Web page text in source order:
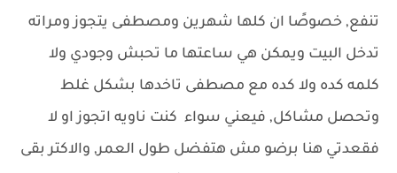
تنفع, خصوصًا ان كلها شهرين ومصطفى يتجوز ومراته
تدخل البيت ويمكن هي ساعتها ما تحبش وجودي ولا
كلمه كده ولا كده مع مصطفى تاخدها بشكل غلط
وتحصل مشاكل, فيعني سواء كنت ناويه اتجوز او لا
فقعدتي هنا برضو مش هتفضل طول العمر, والاكتر بقى